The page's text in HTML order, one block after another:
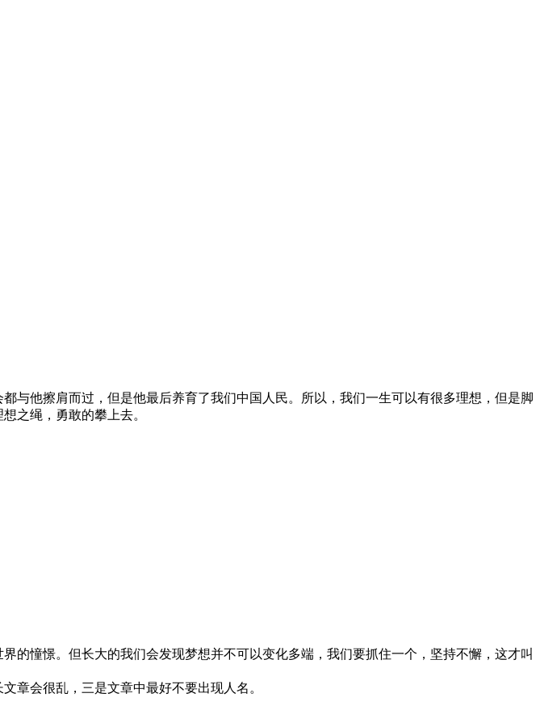
与他擦肩而过，但是他最后养育了我们中国人民。所以，我们一生可以有很多理想，但是脚
之绳，勇敢的攀上去。
的憧憬。但长大的我们会发现梦想并不可以变化多端，我们要抓住一个，坚持不懈，这才叫
章会很乱，三是文章中最好不要出现人名。